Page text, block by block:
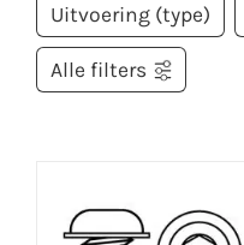
Uitvoering (type)
Alle filters